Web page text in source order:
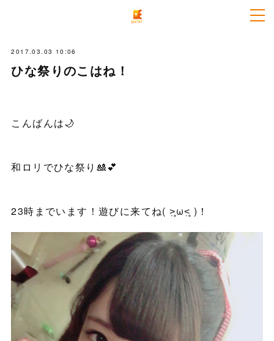
2017.03.03 10:06
ひな祭りのこはね！
こんばんは🌙
和ロリでひな祭り🎎💕
23時までいます！遊びに来てね( ˃̣̣̥ω˂̣̣̥ )！